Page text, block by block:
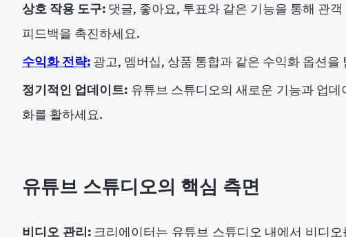
상호 작용 도구: 댓글, 좋아요, 투표와 같은 기능을 통해 관
피드백을 촉진하세요.
수익화 전략: 광고, 멤버십, 상품 통합과 같은 수익화 옵션
정기적인 업데이트: 유튜브 스튜디오의 새로운 기능과 업
화를 활하세요.
유튜브 스튜디오의 핵심 측면
비디오 관리:크리에이터는 유튜브 스튜디오 내에서 비디